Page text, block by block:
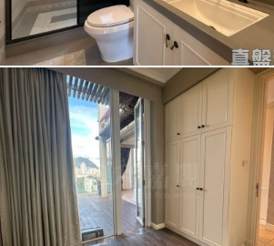
置頂
東方花園
何文田 太子道西236-238號